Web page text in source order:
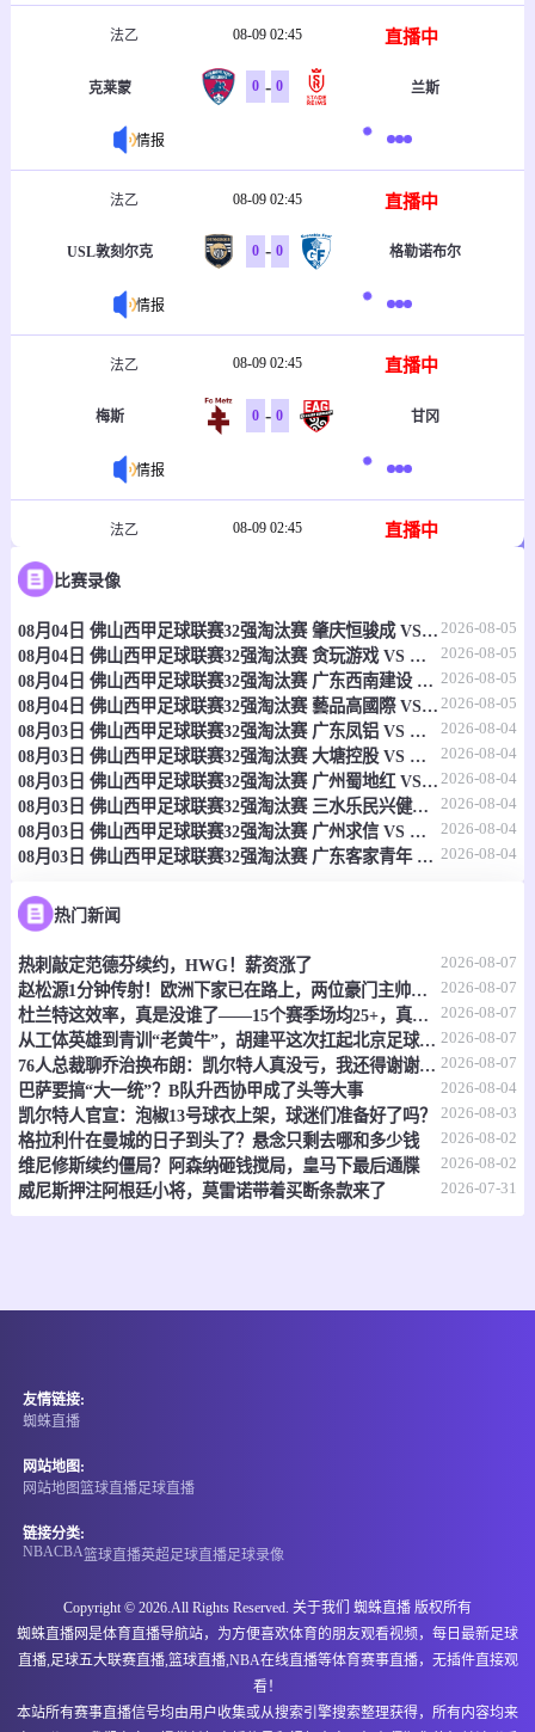
法乙 08-09 02:45 直播中
克莱蒙 0 - 0 兰斯
情报
法乙 08-09 02:45 直播中
USL敦刻尔克 0 - 0 格勒诺布尔
情报
法乙 08-09 02:45 直播中
梅斯 0 - 0 甘冈
情报
法乙 08-09 02:45 直播中
蒙彼利埃
情报
法乙 08-09 02:45 直播中
南特 0 - 0
情报
法乙 08-09 02:45 直播中
波城
情报
法乙 08-09 02:45 直播中
罗德兹 0 - 0 拉瓦勒
情报
法乙 08-09 02:45 直播中
圣图尔登
-
情报
08-09 03:00
比赛录像
08月04日 佛山西甲足球联赛32强淘汰赛 肇庆恒骏成 VS 三七互娱 全场录像 2026-08-05
08月04日 佛山西甲足球联赛32强淘汰赛 贪玩游戏 VS 美的薪火 全场录像 2026-08-05
08月04日 佛山西甲足球联赛32强淘汰赛 广东西南建设 VS 香港圣徒 全场录像 2026-08-05
08月04日 佛山西甲足球联赛32强淘汰赛 藝品高國際 VS 湛江狂狼·粵辉能源 全场录像 2026-08-05
08月03日 佛山西甲足球联赛32强淘汰赛 广东凤铝 VS 湛江八部科技 全场录像 2026-08-04
08月03日 佛山西甲足球联赛32强淘汰赛 大塘控股 VS 茂名市点都得 全场录像 2026-08-04
08月03日 佛山西甲足球联赛32强淘汰赛 广州蜀地红 VS 广州戴拿模 全场录像 2026-08-04
08月03日 佛山西甲足球联赛32强淘汰赛 三水乐民兴健力宝 VS 中国澳门澳科精英 全场录像 2026-08-04
08月03日 佛山西甲足球联赛32强淘汰赛 广州求信 VS 顺德新青年 全场录像 2026-08-04
08月03日 佛山西甲足球联赛32强淘汰赛 广东客家青年 VS 广州英华思力U17 全场录像 2026-08-04
热门新闻
热刺敲定范德芬续约，HWG！薪资涨了 2026-08-07
赵松源1分钟传射！欧洲下家已在路上，两位豪门主帅抢着夸 2026-08-07
杜兰特这效率，真是没谁了——15个赛季场均25+，真实命中率还飙到60% 2026-08-07
从工体英雄到青训“老黄牛”，胡建平这次扛起北京足球的旗 2026-08-07
76人总裁聊乔治换布朗：凯尔特人真没亏，我还得谢谢他们 2026-08-07
巴萨要搞“大一统”？B队升西协甲成了头等大事 2026-08-04
凯尔特人官宣：泡椒13号球衣上架，球迷们准备好了吗？ 2026-08-03
格拉利什在曼城的日子到头了？悬念只剩去哪和多少钱 2026-08-02
维尼修斯续约僵局？阿森纳砸钱搅局，皇马下最后通牒 2026-08-02
威尼斯押注阿根廷小将，莫雷诺带着买断条款来了 2026-07-31
友情链接:
蜘蛛直播
网站地图:
网站地图篮球直播足球直播
链接分类:
NBACBA篮球直播英超 足球直播足球录像
Copyright © 2026.All Rights Reserved. 关于我们 蜘蛛直播 版权所有
蜘蛛直播网是体育直播导航站，为方便喜欢体育的朋友观看视频，每日最新足球
直播,足球五大联赛直播,篮球直播,NBA在线直播等体育赛事直播，无插件直接观
看！
本站所有赛事直播信号均由用户收集或从搜索引擎搜索整理获得，所有内容均来